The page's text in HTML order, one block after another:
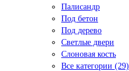
Палисандр
Под бетон
Под дерево
Светлые двери
Слоновая кость
Все категории (29)